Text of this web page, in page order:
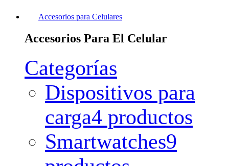
Accesorios para Celulares
Accesorios Para El Celular
Categorías
Dispositivos para
carga4 productos
Smartwatches9